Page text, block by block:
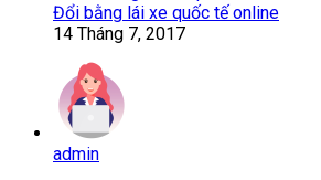
Đổi bằng lái xe quốc tế online
14 Tháng 7, 2017
admin